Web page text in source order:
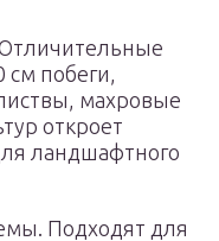
см побеги,
махровые
откроет
ландшафтного
Подходят для